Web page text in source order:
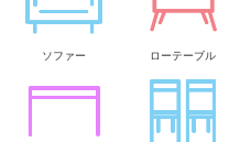
ソファー ローテーブル